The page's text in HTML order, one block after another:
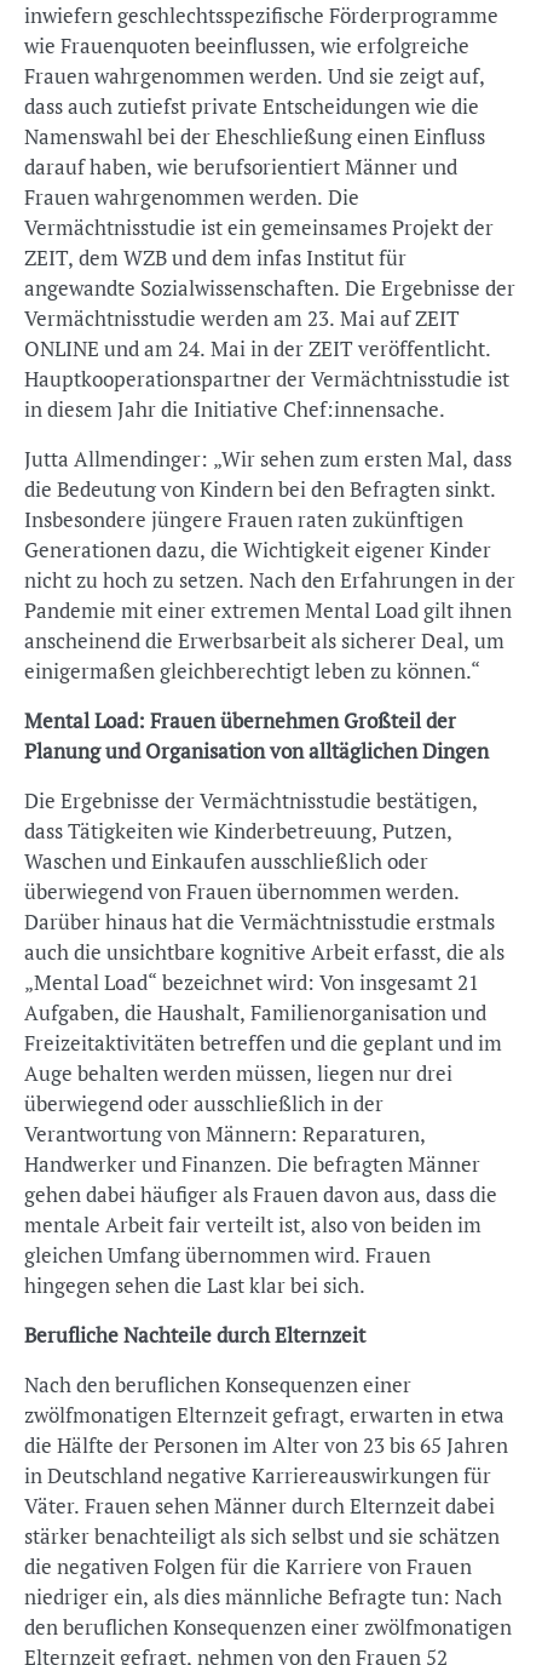
inwiefern geschlechtsspezifische Förderprogramme
wie Frauenquoten beeinflussen, wie erfolgreiche
Frauen wahrgenommen werden. Und sie zeigt auf,
dass auch zutiefst private Entscheidungen wie die
Namenswahl bei der Eheschließung einen Einfluss
darauf haben, wie berufsorientiert Männer und
Frauen wahrgenommen werden. Die
Vermächtnisstudie ist ein gemeinsames Projekt der
ZEIT, dem WZB und dem infas Institut für
angewandte Sozialwissenschaften. Die Ergebnisse der
Vermächtnisstudie werden am 23. Mai auf ZEIT
ONLINE und am 24. Mai in der ZEIT veröffentlicht.
Hauptkooperationspartner der Vermächtnisstudie ist
in diesem Jahr die Initiative Chef:innensache.
Jutta Allmendinger: „Wir sehen zum ersten Mal, dass
die Bedeutung von Kindern bei den Befragten sinkt.
Insbesondere jüngere Frauen raten zukünftigen
Generationen dazu, die Wichtigkeit eigener Kinder
nicht zu hoch zu setzen. Nach den Erfahrungen in der
Pandemie mit einer extremen Mental Load gilt ihnen
anscheinend die Erwerbsarbeit als sicherer Deal, um
einigermaßen gleichberechtigt leben zu können.“
Mental Load: Frauen übernehmen Großteil der
Planung und Organisation von alltäglichen Dingen
Die Ergebnisse der Vermächtnisstudie bestätigen,
dass Tätigkeiten wie Kinderbetreuung, Putzen,
Waschen und Einkaufen ausschließlich oder
überwiegend von Frauen übernommen werden.
Darüber hinaus hat die Vermächtnisstudie erstmals
auch die unsichtbare kognitive Arbeit erfasst, die als
„Mental Load“ bezeichnet wird: Von insgesamt 21
Aufgaben, die Haushalt, Familienorganisation und
Freizeitaktivitäten betreffen und die geplant und im
Auge behalten werden müssen, liegen nur drei
überwiegend oder ausschließlich in der
Verantwortung von Männern: Reparaturen,
Handwerker und Finanzen. Die befragten Männer
gehen dabei häufiger als Frauen davon aus, dass die
mentale Arbeit fair verteilt ist, also von beiden im
gleichen Umfang übernommen wird. Frauen
hingegen sehen die Last klar bei sich.
Berufliche Nachteile durch Elternzeit
Nach den beruflichen Konsequenzen einer
zwölfmonatigen Elternzeit gefragt, erwarten in etwa
die Hälfte der Personen im Alter von 23 bis 65 Jahren
in Deutschland negative Karriereauswirkungen für
Väter. Frauen sehen Männer durch Elternzeit dabei
stärker benachteiligt als sich selbst und sie schätzen
die negativen Folgen für die Karriere von Frauen
niedriger ein, als dies männliche Befragte tun: Nach
den beruflichen Konsequenzen einer zwölfmonatigen
Elternzeit gefragt, nehmen von den Frauen 52